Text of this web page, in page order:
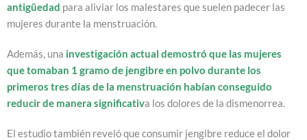
antigüedad para aliviar los malestares que suelen padecer las
mujeres durante la menstruación.
Además, una investigación actual demostró que las mujeres
que tomaban 1 gramo de jengibre en polvo durante los
primeros tres días de la menstruación habían conseguido
reducir de manera significativa los dolores de la dismenorrea.
El estudiotambién reveló que consumir jengibre reduce el dolor